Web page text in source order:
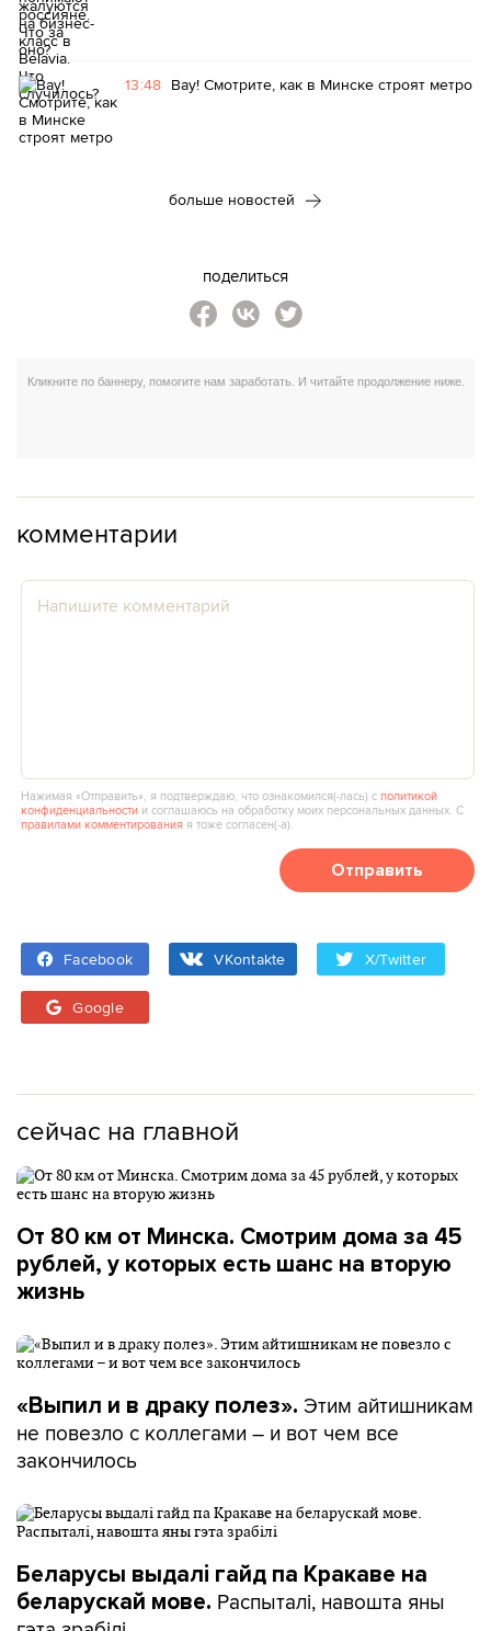
13:48 Вау! Смотрите, как в Минске строят метро
больше новостей
поделиться
комментарии
Нажимая «Отправить», я подтверждаю, что ознакомился(‑лась) сполитикой
конфиденциальности и соглашаюсь на обработку моих персональных данных. С
правилами комментирования я тоже согласен(‑а).
Отправить
Facebook VKontakte X/Twitter
Google
сейчас на главной
От 80 км от Минска. Смотрим дома за 45
рублей, у которых есть шанс на вторую
жизнь
«Выпил и в драку полез». Этим айтишникам
не повезло с коллегами – и вот чем все
закончилось
Беларусы выдалі гайд па Кракаве на
беларускай мове. Распыталі, навошта яны